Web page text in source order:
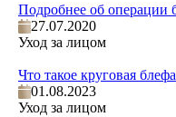
Подробнее об операции
27.07.2020
Уход за лицом
Что такое круговая
01.08.2023
Уход за лицом